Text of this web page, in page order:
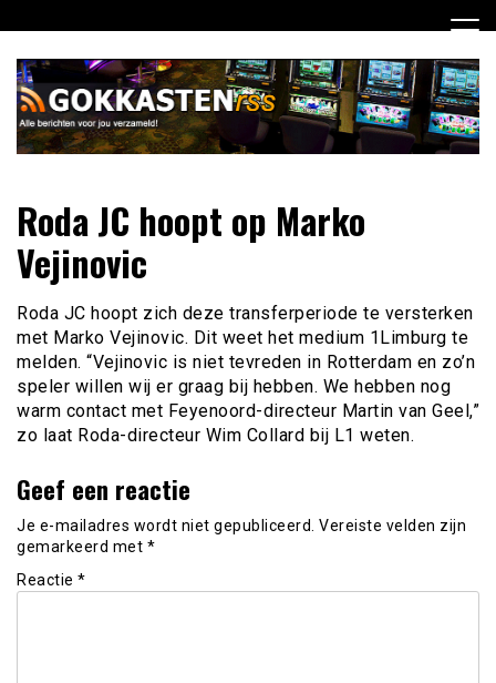
naar
inhoud
Gokkasten RSS
voor jou verzameld
Roda JC hoopt op Marko
Vejinovic
Roda JC hoopt zich deze transferperiode te versterken
met Marko Vejinovic. Dit weet het medium 1Limburg te
melden. “Vejinovic is niet tevreden in Rotterdam en zo’n
speler willen wij er graag bij hebben. We hebben nog
warm contact met Feyenoord-directeur Martin van Geel,”
zo laat Roda-directeur Wim Collard bij L1 weten.
Geef een reactie
Je e-mailadres wordt niet gepubliceerd. Vereiste velden zijn
gemarkeerd met *
Reactie *